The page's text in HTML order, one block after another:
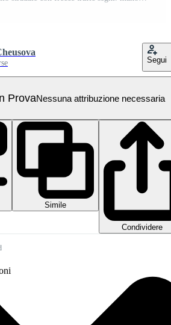
Segui
ProvaNessuna attribuzione necessaria
Simile
Condividere